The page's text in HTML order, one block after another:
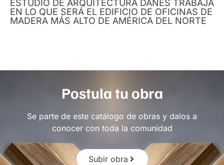
ESTUDIO DE ARQUITECTURA DANÉS TRABAJA
EN LO QUE SERÁ EL EDIFICIO DE OFICINAS DE
MADERA MÁS ALTO DE AMÉRICA DEL NORTE
Postula tu obra
Se parte de este catálogo de obras y dalos a
conocer con toda la comunidad
Subir obra